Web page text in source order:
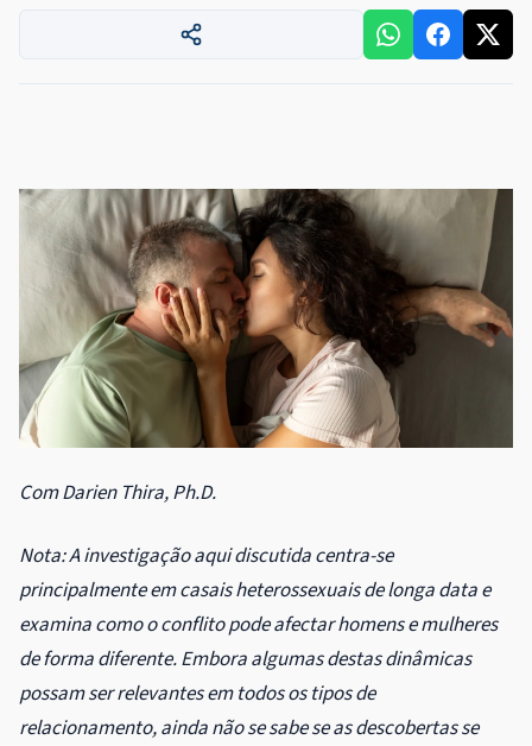
Com Darien Thira, Ph.D.
Nota: A investigação aqui discutida centra-se
principalmente em casais heterossexuais de longa data e
examina como o conflito pode afectar homens e mulheres
de forma diferente. Embora algumas destas dinâmicas
possam ser relevantes em todos os tipos de
relacionamento, ainda não se sabe se as descobertas se